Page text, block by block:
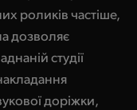
роликів частіше,
дозволяє
студії
доріжки,